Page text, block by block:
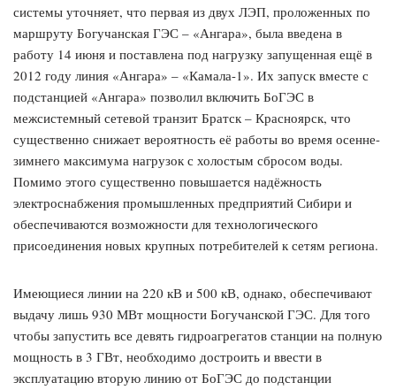
системы уточняет, что первая из двух ЛЭП, проложенных по
маршруту Богучанская ГЭС – «Ангара», была введена в
работу 14 июня и поставлена под нагрузку запущенная ещё в
2012 году линия «Ангара» – «Камала-1». Их запуск вместе с
подстанцией «Ангара» позволил включить БоГЭС в
межсистемный сетевой транзит Братск – Красноярск, что
существенно снижает вероятность её работы во время осенне-
зимнего максимума нагрузок с холостым сбросом воды.
Помимо этого существенно повышается надёжность
электроснабжения промышленных предприятий Сибири и
обеспечиваются возможности для технологического
присоединения новых крупных потребителей к сетям региона.
Имеющиеся линии на 220 кВ и 500 кВ, однако, обеспечивают
выдачу лишь 930 МВт мощности Богучанской ГЭС. Для того
чтобы запустить все девять гидроагрегатов станции на полную
мощность в 3 ГВт, необходимо достроить и ввести в
эксплуатацию вторую линию от БоГЭС до подстанции